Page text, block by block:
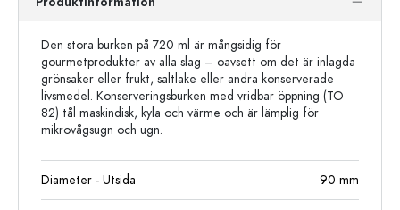
Den stora burken på 720 ml är mångsidig för
gourmetprodukter av alla slag – oavsett om det är inlagda
grönsaker eller frukt, saltlake eller andra konserverade
livsmedel. Konserveringsburken med vridbar öppning (TO
82) tål maskindisk, kyla och värme och är lämplig för
mikrovågsugn och ugn.
Diameter - Utsida 90 mm